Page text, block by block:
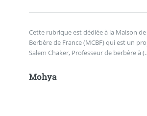
Cette rubrique est dédiée à la Maison
Berbère de France (MCBF) qui est un
Salem Chaker, Professeur de berbère à
Mohya